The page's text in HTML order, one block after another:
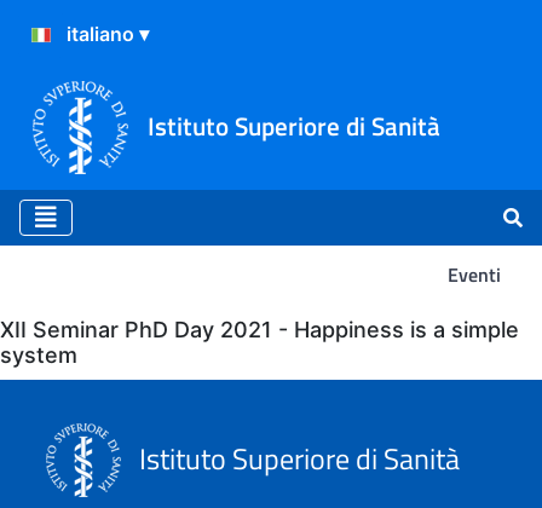
Istituto Superiore di Sanità
Eventi
Eventi
XII Seminar PhD Day 2021 - Happiness is a simple
system
Istituto Superiore di Sanità